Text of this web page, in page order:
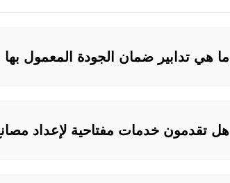
ما هي تدابير ضمان الجودة المعمول
هل تقدمون خدمات مفتاحية لإعداد مصانع